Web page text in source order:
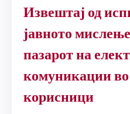
Извештај од
јавното
пазарот на
комуникации
корисници